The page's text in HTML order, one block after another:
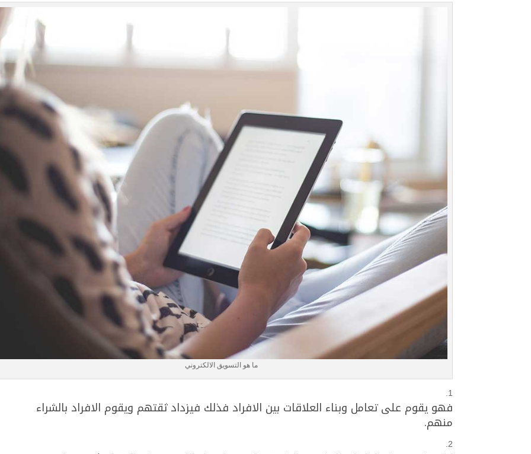
ما هو التسويق الالكتروني
فهو يقوم على تعامل وبناء العلاقات بين الافراد فذلك فيزداد ثقتهم ويقوم الافراد بالشراء
منهم.